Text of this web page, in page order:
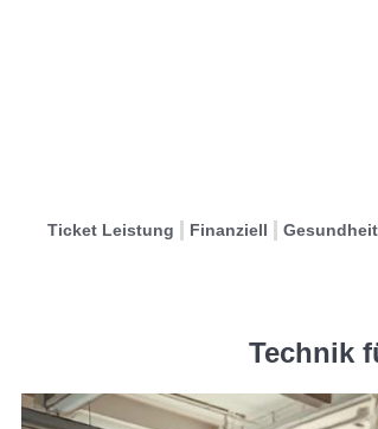
Ticket Leistung Finanziell Gesundheit
Technik